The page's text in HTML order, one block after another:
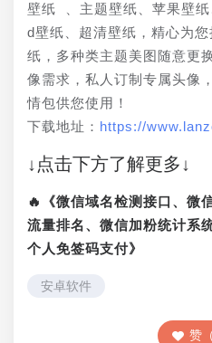
壁纸 、主题壁纸、苹果壁
d壁纸、超清壁纸，精心为
纸，多种类主题美图随意更
像需求，私人订制专属头像
情包供您使用！
下载地址： https://
↓点击下方了解更多↓
🔥《微信域名检测接口、微
流量排名、微信加粉统计系
个人免签码支付》
安卓软件
赞